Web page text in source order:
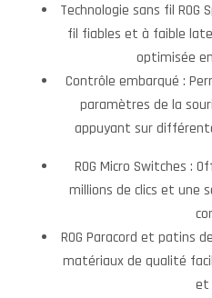
Technologie sans fil ROG
fil fiables et à faible
optimisée
Contrôle embarqué :
paramètres de la
appuyant sur
ROG Micro Switches :
millions de clics et une
ROG Paracord et patins
matériaux de qualité
et